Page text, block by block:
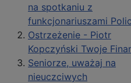
na spotkaniu z
funkcjonariuszami
Ostrzeżenie - Piotr
Kopczyński Twoje
Seniorze, uważaj na
nieuczciwych